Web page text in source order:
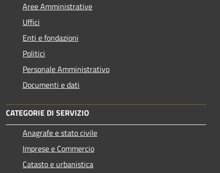
Aree Amministrative
Uffici
Enti e fondazioni
Politici
Personale Amministrativo
Documenti e dati
CATEGORIE DI SERVIZIO
Anagrafe e stato civile
Imprese e Commercio
Catasto e urbanistica